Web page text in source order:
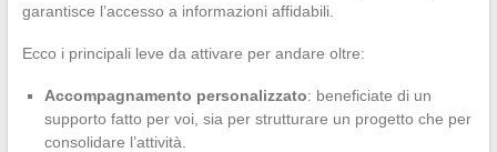
garantisce l’accesso a informazioni affidabili.
Ecco i principali leve da attivare per andare oltre:
Accompagnamento personalizzato: beneficiate di un
supporto fatto per voi, sia per strutturare un progetto che per
consolidare l’attività.